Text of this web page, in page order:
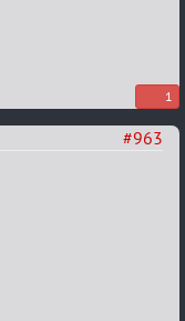
1
#963